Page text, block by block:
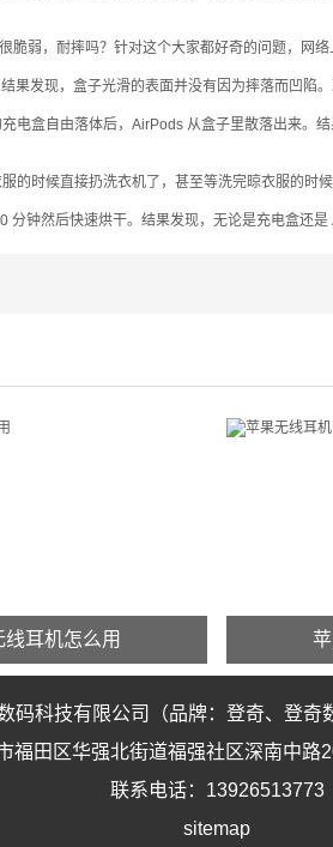
弱，耐摔吗？针对这个大家都好奇的问题，网
发现，盒子光滑的表面并没有因为摔落而凹陷
电盒自由落体后，AirPods 从盒子里散落出来
时候直接扔洗衣机了，甚至等洗完晾衣服的时
钟然后快速烘干。结果发现，无论是充电盒还是
线耳机怎么用
耳机怎么用
款苹果无线耳机，全
苹
新的
码科技有限公司 （品牌： 登奇、 登奇
福田区华强北街道福强社区深南中路
联系电话：13926513773
sitemap